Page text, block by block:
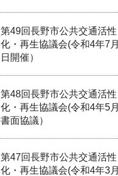
第49回長野市公共交通活性
化・再生協議会(令和4年7
日開催）
第48回長野市公共交通活性
化・再生協議会(令和4年5月
書面協議）
第47回長野市公共交通活性
化・再生協議会(令和4年3月